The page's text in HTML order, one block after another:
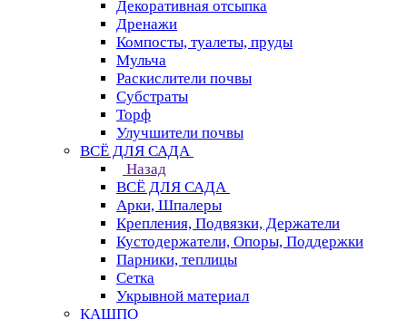
Декоративная отсыпка
Дренажи
Компосты, туалеты, пруды
Мульча
Раскислители почвы
Субстраты
Торф
Улучшители почвы
ВСЁ ДЛЯ САДА
Назад
ВСЁ ДЛЯ САДА
Арки, Шпалеры
Крепления, Подвязки, Держатели
Кустодержатели, Опоры, Поддержки
Парники, теплицы
Сетка
Укрывной материал
КАШПО